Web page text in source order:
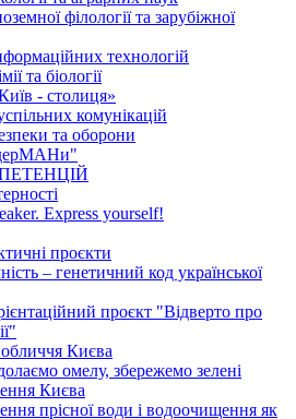
філології та зарубіжної
технологій
та біології
- столиця»
комунікацій
та оборони
Express yourself!
проєкти
– генетичний код української
проєкт "Відверто про
Києва
омелу, збережемо зелені
Києва
прісної води і водоочищення як